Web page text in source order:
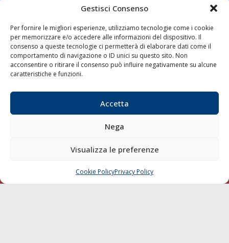
Gestisci Consenso
Per fornire le migliori esperienze, utilizziamo tecnologie come i cookie
per memorizzare e/o accedere alle informazioni del dispositivo. Il
consenso a queste tecnologie ci permetterà di elaborare dati come il
comportamento di navigazione o ID unici su questo sito. Non
acconsentire o ritirare il consenso può influire negativamente su alcune
caratteristiche e funzioni.
Accetta
Nega
Visualizza le preferenze
Cookie PolicyPrivacy Policy
Porti/Interporti
Trasporti
Varie
Compagnie di Navigazione
Blue economy
Diporto
Contatti
CHIAMA SCRIVI